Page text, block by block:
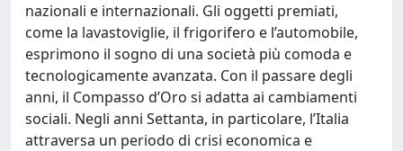
nazionali e internazionali. Gli oggetti premiati,
come la lavastoviglie, il frigorifero e l’automobile,
esprimono il sogno di una società più comoda e
tecnologicamente avanzata. Con il passare degli
anni, il Compasso d’Oro si adatta ai cambiamenti
sociali. Negli anni Settanta, in particolare, l’Italia
attraversa un periodo di crisi economica e